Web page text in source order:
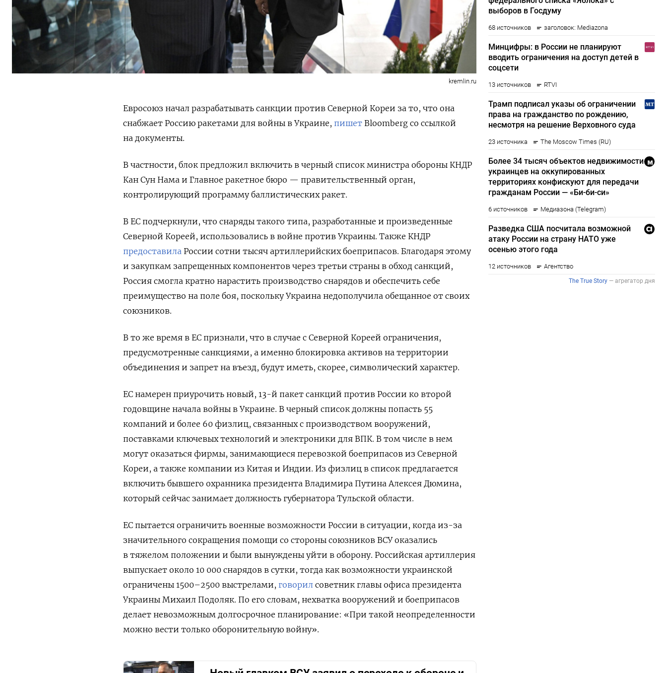
kremlin.ru
Евросоюз начал разрабатывать санкции против Северной Кореи за то, что она
снабжает Россию ракетами для войны в Украине, пишет Bloomberg со ссылкой
на документы.
В частности, блок предложил включить в черный список министра обороны КНДР
Кан Сун Нама и Главное ракетное бюро — правительственный орган,
контролирующий программу баллистических ракет.
В ЕС подчеркнули, что снаряды такого типа, разработанные и произведенные
Северной Кореей, использовались в войне против Украины. Также КНДР
предоставила России сотни тысяч артиллерийских боеприпасов. Благодаря этому
и закупкам запрещенных компонентов через третьи страны в обход санкций,
Россия смогла кратно нарастить производство снарядов и обеспечить себе
преимущество на поле боя, поскольку Украина недополучила обещанное от своих
союзников.
В то же время в ЕС признали, что в случае с Северной Кореей ограничения,
предусмотренные санкциями, а именно блокировка активов на территории
объединения и запрет на въезд, будут иметь, скорее, символический характер.
ЕС намерен приурочить новый, 13-й пакет санкций против России ко второй
годовщине начала войны в Украине. В черный список должны попасть 55
компаний и более 60 физлиц, связанных с производством вооружений,
поставками ключевых технологий и электроники для ВПК. В том числе в нем
могут оказаться фирмы, занимающиеся перевозкой боеприпасов из Северной
Кореи, а также компании из Китая и Индии. Из физлиц в список предлагается
включить бывшего охранника президента Владимира Путина Алексея Дюмина,
который сейчас занимает должность губернатора Тульской области.
ЕС пытается ограничить военные возможности России в ситуации, когда из-за
значительного сокращения помощи со стороны союзников ВСУ оказались
в тяжелом положении и были вынуждены уйти в оборону. Российская артиллерия
выпускает около 10 000 снарядов в сутки, тогда как возможности украинской
ограничены 1500–2500 выстрелами, говорил советник главы офиса президента
Украины Михаил Подоляк. По его словам, нехватка вооружений и боеприпасов
делает невозможным долгосрочное планирование: «При такой неопределенности
можно вести только оборонительную войну».